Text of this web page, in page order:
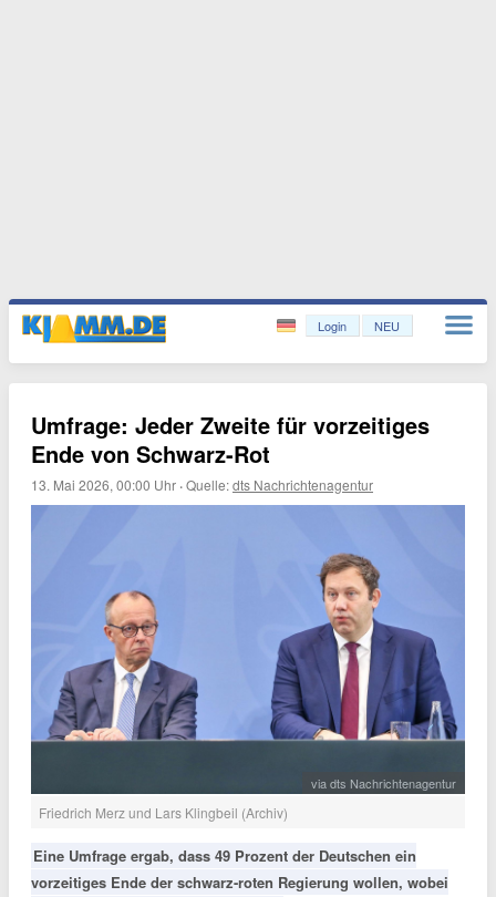
Login NEU
Umfrage: Jeder Zweite für vorzeitiges
Ende von Schwarz-Rot
13. Mai 2026, 00:00 Uhr ·Quelle:dts Nachrichtenagentur
via dts Nachrichtenagentur
Friedrich Merz und Lars Klingbeil (Archiv)
Eine Umfrage ergab, dass 49 Prozent der Deutschen ein
vorzeitiges Ende der schwarz-roten Regierung wollen, wobei